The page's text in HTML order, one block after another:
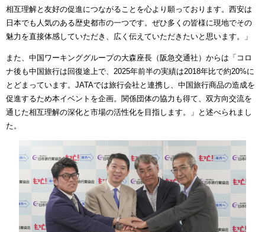
相互理解と友好の促進につながることを心より願っております。西安は
日本でも人気のある歴史都市の一つです。ぜひ多くの皆様に現地でその
魅力を直接体感していただき、広く伝えていただきたいと思います。」
また、中国ワーキンググループの大森座長（阪急交通社）からは「コロ
ナ後も中国旅行は回復途上で、 2025年前半の実績は2018年比で約20%に
とどまっています。 JATAでは旅行会社と連携し、中国旅行商品の造成を
促進するため本イベントを企画。関係団体の協力も得て、双方向交流を
通じた相互理解の深化と市場の活性化を目指します。」と述べられまし
た。